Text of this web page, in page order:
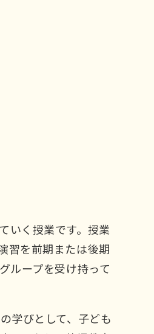
いく授業です。授業
習を前期または後期
ループを受け持って
学びとして、子ども